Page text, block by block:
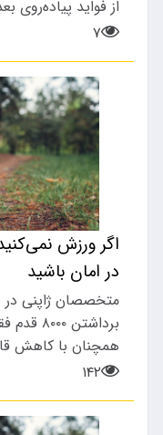
از فواید پیاده‌روی
۷
اگر ورزش
در امان باشید
متخصصان ژاپنی در
همچنان با کاهش
۱۴۲